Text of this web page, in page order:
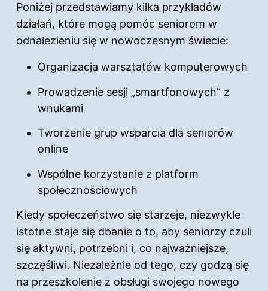
Poniżej przedstawiamy kilka przykładów
działań, które mogą pomóc seniorom w
odnalezieniu się w nowoczesnym świecie:
Organizacja warsztatów komputerowych
Prowadzenie sesji „smartfonowych” z
wnukami
Tworzenie grup wsparcia dla seniorów
online
Wspólne korzystanie z platform
społecznościowych
Kiedy społeczeństwo się starzeje, niezwykle
istotne staje się dbanie o to, aby seniorzy czuli
się aktywni, potrzebni i, co najważniejsze,
szczęśliwi. Niezależnie od tego, czy godzą się
na przeszkolenie z obsługi swojego nowego